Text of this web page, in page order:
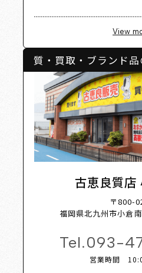
View
質・買取・ブランド品
古恵良質店
〒800-
福岡県北九州市小倉
Tel.093-
営業時間